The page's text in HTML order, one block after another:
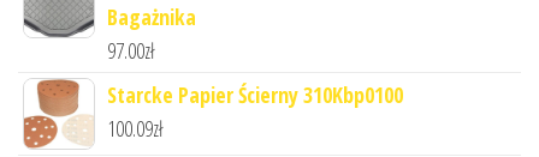
Bagażnika
97.00zł
Starcke Papier Ścierny 310Kbp0100
100.09zł